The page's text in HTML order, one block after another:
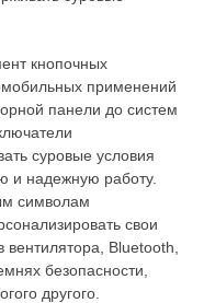
кнопочных
применений
панели до систем
суровые условия
и надежную работу.
символам
свои
Bluetooth,
безопасности,
другого.